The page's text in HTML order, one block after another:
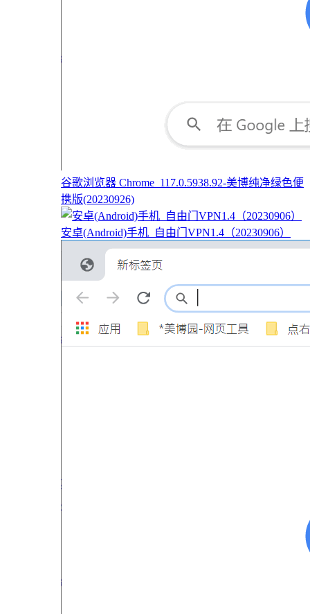
谷歌浏览器 Chrome_117.0.5938.92-美博纯净绿色便
携版(20230926)
安卓(Android)手机_自由门VPN1.4（20230906）